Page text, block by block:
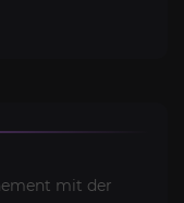
mit der